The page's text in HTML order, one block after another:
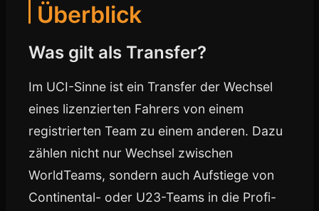
Überblick
Was gilt als Transfer?
Im UCI-Sinne ist ein Transfer der Wechsel
eines lizenzierten Fahrers von einem
registrierten Team zu einem anderen. Dazu
zählen nicht nur Wechsel zwischen
WorldTeams, sondern auch Aufstiege von
Continental- oder U23-Teams in die Profi-